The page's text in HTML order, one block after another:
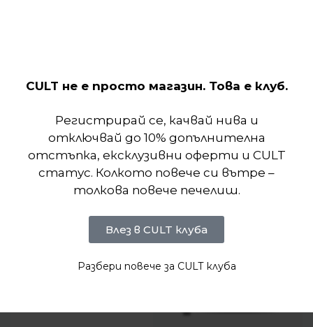
Отзиви (0)
Подобни продукти
CULT не е просто магазин. Това е клуб.
Регистрирай се, качвай нива и
отключвай до 10% допълнителна
отстъпка, ексклузивни оферти и CULT
статус. Колкото повече си вътре –
толкова повече печелиш.
Влез в CULT клуба
Разбери повече за CULT клуба